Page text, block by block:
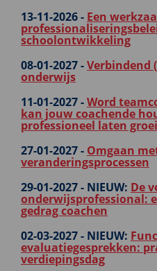
13-11-2026 - Een
schoolontwikkeling
08-01-2027 -Verbindend
onderwijs
11-01-2027 -Word
kan jouw coachende
professioneel laten
27-01-2027 - Omgaan
veranderingsprocessen
29-01-2027 - NIEUW: De
onderwijsprofessional:
gedrag coachen
02-03-2027 - NIEUW:
evaluatiegesprekken:
verdiepingsdag